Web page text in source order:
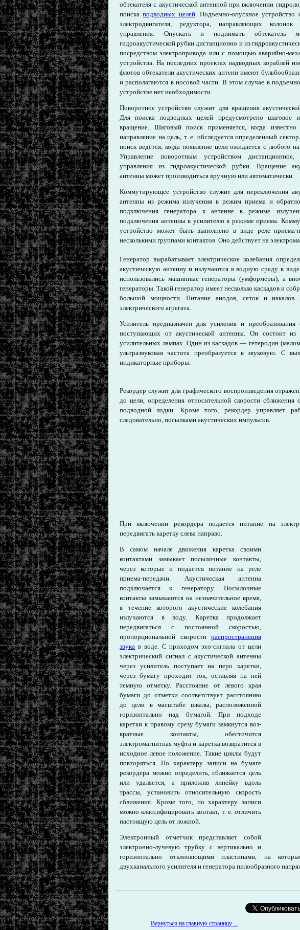
обтекателя с акустической антенной при включении
поискаподводных целей. Подъемно-опускное устройство
электродви­гателя, редуктора, направляющих
управления. Опускать и поднимать обтекатель
гидроакустической рубки дистанционно и из
посредством электропривода или с помощью аварийно-
устройства. На последних проектах надводных кораблей
флотов обтекатели акустических антенн имеют
и располагаются в носовой части. В этом случае в
устройстве нет необходимости.
Поворотное устройство служит для вращения
Для поиска подводных целей предусмотрено шаговое
вращение. Шаговый поиск применяется, когда известно
направление на цель, т. е. обследуется определенный
поиск ведется, когда появление цели ожидается с любого
Управление поворотным устройством
управления из гидроакустичес­кой рубки. Вращение
антенны может производиться вручную или автоматически.
Коммутирующее устройство служит для переключения
антенны из режима излучения в режим приема и
подключения генератора к антенне в режиме
подключения антенны к усилителю в режиме приема.
устройство может быть выполнено в виде реле приема-
несколькими группами контактов. Оно действует на
Генератор вырабатывает электрические колебания
акустическую антенну и излучаются в водную среду в
использовались машинные генераторы (умформеры), а
генераторы. Такой генератор имеет несколько каскадов и
большой мощности. Питание анодов, сеток и накалов
электрического агрегата.
Усилитель предназначен для усиления и
поступающих от акустической антенны. Он состоит из
усилительных лампах. Один из каскадов — гетеродин
ультразвуковая частота преобразуется в звуковую. С
индикаторные приборы.
Рекордер служит для графического воспроизведения
до цели, определения относительной скорости
подводной лодки. Кроме того, рекордер управляет
следовательно, посылками акустиче­ских импульсов.
При включении рекордера подается питание на
передвигать каретку слева направо.
В самом начале движения каретка своими
контактами замыкает посылочные контакты,
через которые и подается питание на реле
приема-передачи. Акустическая антенна
подключается к генератору. Посылочные
контакты замыкаются на незначительное время,
в течение которого акустические колебания
излучаются в воду. Каретка продолжает
передвигаться с постоянной скоростью,
пропорциональной скорости распространения
звука в воде. С приходом эхо-сигнала от цели
электрический сигнал с акустической антенны
через усилитель поступает на перо каретки,
через бумагу проходит ток, оставляя на ней
темную отметку. Расстояние от левого края
бумаги до отметки соответствует расстоянию
до цели в масштабе шкалы, расположенной
горизонтально над бумагой. При подходе
каретки к правому срезу бумаги замкнутся воз­
вратные контакты, обесточится
электромагнитная муфта и каретка возвратится в
исходное левое положение. Такие циклы будут
повторяться. По характеру записи на бумаге
рекордера можно определить, сближается цель
или удаляется, а приложив линейку вдоль
трассы, установить относительную скорость
сближения. Кроме того, по характеру записи
можно классифицировать контакт, т. е. отличить
настоящую цель от ложной.
Электронный отметчик представляет собой
электронно-лучевую трубку с вертикально и
горизонтально отклоняющими пластинами, на
двухканального усилителя и генератора пилообразного